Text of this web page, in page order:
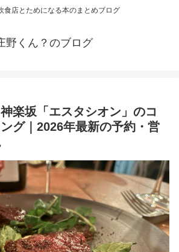
食店とためになる本のまとめブログ
野くん？のブログ
神楽坂「エスタシオン」のコ
グ｜2026年最新の予約・営